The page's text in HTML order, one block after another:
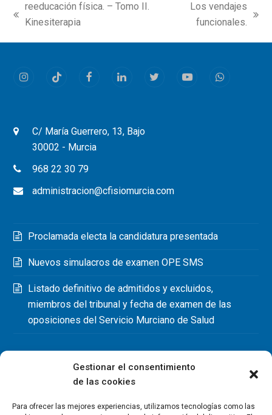
Gestionar el consentimiento
de las cookies
Para ofrecer las mejores experiencias, utilizamos tecnologías como las
previous
reeducación física. – Tomo II.
Kinesiterapia
Los vendajes
funcionales.
InstagramTiktok FacebookLinkedInTwitterYoutubeWhatsapp
C/ María Guerrero, 13, Bajo
30002 - Murcia
968 22 30 79
administracion@cfisiomurcia.com
Proclamada electa la candidatura presentada
Nuevos simulacros de examen OPE SMS
Listado definitivo de admitidos y excluidos,
miembros del tribunal y fecha de examen de las
oposiciones del Servicio Murciano de Salud